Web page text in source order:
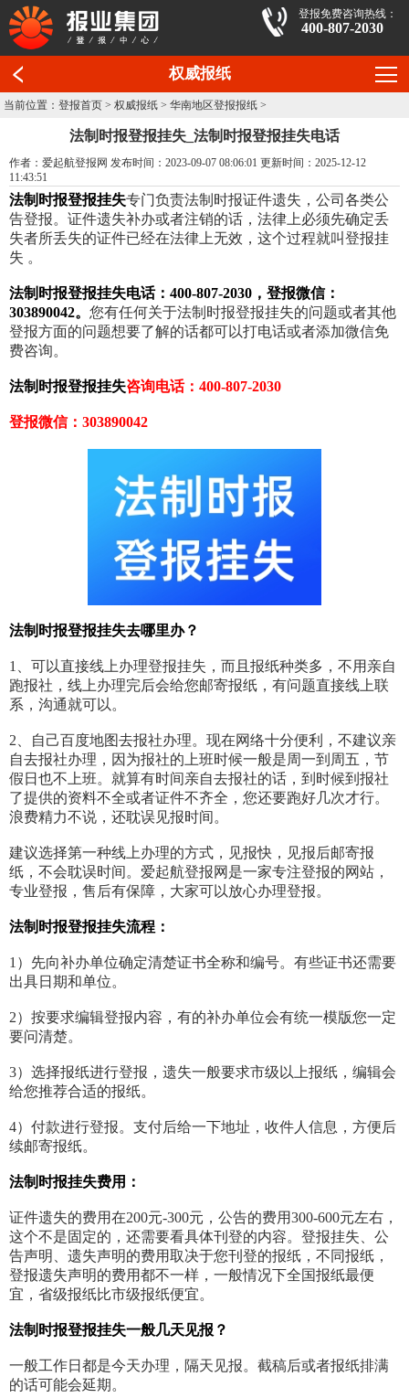
登报免费咨询热线：
400-807-2030
权威报纸
当前位置：登报首页 >权威报纸 >华南地区登报报纸 >
法制时报登报挂失_法制时报登报挂失电话
作者：爱起航登报网 发布时间：2023-09-07 08:06:01 更新时间：2025-12-12
11:43:51
法制时报登报挂失专门负责法制时报证件遗失，公司各类公
告登报。证件遗失补办或者注销的话，法律上必须先确定丢
失者所丢失的证件已经在法律上无效，这个过程就叫登报挂
失 。
法制时报登报挂失电话：400-807-2030，登报微信：
303890042。 您有任何关于法制时报登报挂失的问题或者其他
登报方面的问题想要了解的话都可以打电话或者添加微信免
费咨询。
法制时报登报挂失咨询电话：400-807-2030
登报微信：303890042
法制时报登报挂失去哪里办？
1、可以直接线上办理登报挂失，而且报纸种类多，不用亲自
跑报社，线上办理完后会给您邮寄报纸，有问题直接线上联
系，沟通就可以。
2、自己百度地图去报社办理。现在网络十分便利，不建议亲
自去报社办理，因为报社的上班时候一般是周一到周五，节
假日也不上班。就算有时间亲自去报社的话，到时候到报社
了提供的资料不全或者证件不齐全，您还要跑好几次才行。
浪费精力不说，还耽误见报时间。
建议选择第一种线上办理的方式，见报快，见报后邮寄报
纸，不会耽误时间。爱起航登报网是一家专注登报的网站，
专业登报，售后有保障，大家可以放心办理登报。
法制时报登报挂失流程：
1）先向补办单位确定清楚证书全称和编号。有些证书还需要
出具日期和单位。
2）按要求编辑登报内容，有的补办单位会有统一模版您一定
要问清楚。
3）选择报纸进行登报，遗失一般要求市级以上报纸，编辑会
给您推荐合适的报纸。
4）付款进行登报。支付后给一下地址，收件人信息，方便后
续邮寄报纸。
法制时报挂失费用：
证件遗失的费用在200元-300元，公告的费用300-600元左右，
这个不是固定的，还需要看具体刊登的内容。登报挂失、公
告声明、遗失声明的费用取决于您刊登的报纸，不同报纸，
登报遗失声明的费用都不一样，一般情况下全国报纸最便
宜，省级报纸比市级报纸便宜。
法制时报登报挂失一般几天见报？
一般工作日都是今天办理，隔天见报。截稿后或者报纸排满
的话可能会延期。